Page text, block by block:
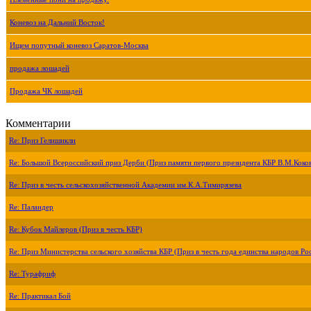
Коневоз на Дальний Восток!
Ищем попутный коневоз Саратов-Москва
продажа лошадей
Продажа ЧК лошадей
Комментарии
Re: Приз Гелишикли
Re: Большой Всероссийский приз Дерби (Приз памяти первого президента КБР
Re: Приз в честь сельскохозяйственной Академии им.К.А.Тимирязева
Re: Паландер
Re: Кубок Майлеров (Приз в честь КБР)
Re: Приз Министерства сельского хозяйства КБР (Приз в честь года единства народов
Re: Турафриф
Re: Практикал Бой